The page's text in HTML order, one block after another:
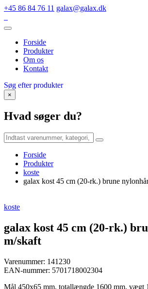
+45 86 84 76 11 galax@galax.dk
Forside
Produkter
Om os
Kontakt
Søg efter produkter
×
Hvad søger du?
Forside
Produkter
koste
galax kost 45 cm (20-rk.) brune
koste
galax kost 45 cm (20-rk.)
m/skaft
Varenummer: 141230
EAN-nummer: 5701718002304
Mål 450x65 mm, totallængde 1600 mm, vægt